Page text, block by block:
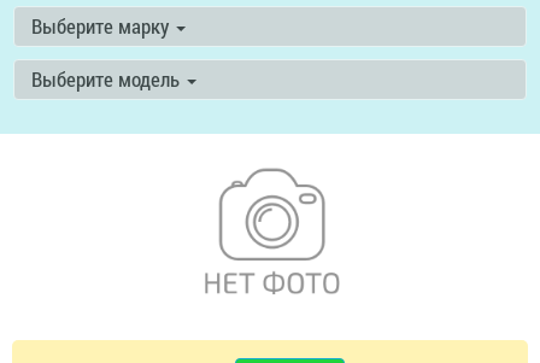
Выберите марку
Выберите модель